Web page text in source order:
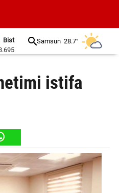
Bist
Samsun 28.7°
istifa